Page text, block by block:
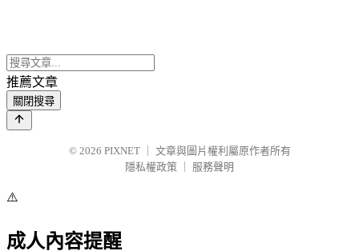
推薦文章
關閉搜尋
© 2026 PIXNET
文章與圖片權利屬原作者所有
隱私權政策
服務聲明
⚠️
成人內容提醒